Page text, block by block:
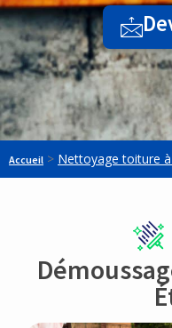
Accueil > Nettoyage toiture